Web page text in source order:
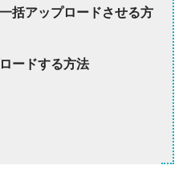
括アップロードさせる方
ードする方法